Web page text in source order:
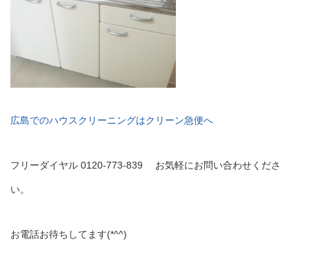
広島でのハウスクリーニングはクリーン急便へ
フリーダイヤル 0120-773-839 お気軽にお問い合わせくださ
い。
お電話お待ちしてます(*^^)